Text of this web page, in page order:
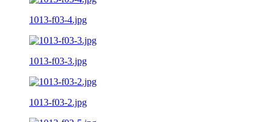
1013-f03-4.jpg
1013-f03-3.jpg
1013-f03-2.jpg